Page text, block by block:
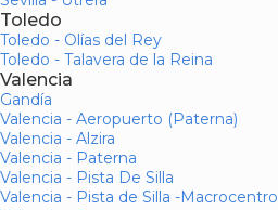
Toledo
Toledo - Olías del Rey
Toledo - Talavera de la Reina
Valencia
Gandía
Valencia - Aeropuerto (Paterna)
Valencia - Alzira
Valencia - Paterna
Valencia - Pista De Silla
Valencia - Pista de Silla -Macrocentro